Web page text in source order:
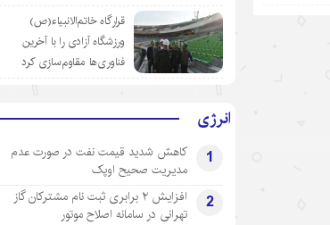
قرارگاه خاتم‌الانبیاء(ص)
ورزشگاه آزادی را با آخرین
فناوری‌ها مقاوم‌سازی کرد
انرژی
1
کاهش شدید قیمت نفت در صورت عدم
مدیریت صحیح اوپک
2
افزایش ۲ برابری ثبت نام مشترکان گاز
تهرانی‌ در سامانه اصلاح موتور